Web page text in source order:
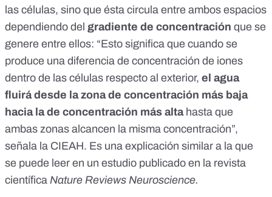
las células, sino que ésta circula entre ambos espacios
dependiendo del gradiente de concentración que se
genere entre ellos: “Esto significa que cuando se
produce una diferencia de concentración de iones
dentro de las células respecto al exterior, el agua
fluirá desde la zona de concentración más baja
hacia la de concentración más alta hasta que
ambas zonas alcancen la misma concentración”,
señala la CIEAH. Es una explicación similar a la que
se puede leer en un estudio publicado en la revista
científica Nature Reviews Neuroscience.